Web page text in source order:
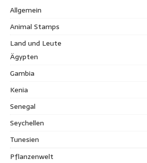
Allgemein
Animal Stamps
Land und Leute
Ägypten
Gambia
Kenia
Senegal
Seychellen
Tunesien
Pflanzenwelt